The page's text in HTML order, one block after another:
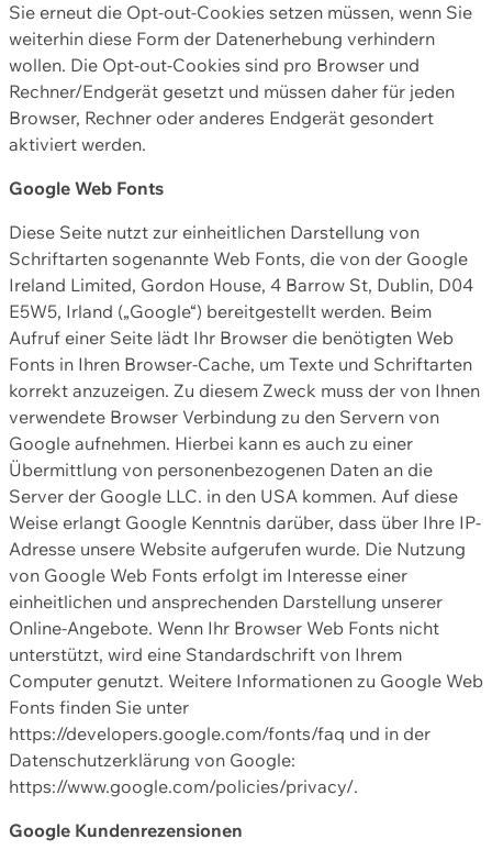
Sie erneut die Opt-out-Cookies setzen müssen, wenn Sie
weiterhin diese Form der Datenerhebung verhindern
wollen. Die Opt-out-Cookies sind pro Browser und
Rechner/Endgerät gesetzt und müssen daher für jeden
Browser, Rechner oder anderes Endgerät gesondert
aktiviert werden.
Google Web Fonts
Diese Seite nutzt zur einheitlichen Darstellung von
Schriftarten sogenannte Web Fonts, die von der Google
Ireland Limited, Gordon House, 4 Barrow St, Dublin, D04
E5W5, Irland („Google“) bereitgestellt werden. Beim
Aufruf einer Seite lädt Ihr Browser die benötigten Web
Fonts in Ihren Browser-Cache, um Texte und Schriftarten
korrekt anzuzeigen. Zu diesem Zweck muss der von Ihnen
verwendete Browser Verbindung zu den Servern von
Google aufnehmen. Hierbei kann es auch zu einer
Übermittlung von personenbezogenen Daten an die
Server der Google LLC. in den USA kommen. Auf diese
Weise erlangt Google Kenntnis darüber, dass über Ihre IP-
Adresse unsere Website aufgerufen wurde. Die Nutzung
von Google Web Fonts erfolgt im Interesse einer
einheitlichen und ansprechenden Darstellung unserer
Online-Angebote. Wenn Ihr Browser Web Fonts nicht
unterstützt, wird eine Standardschrift von Ihrem
Computer genutzt. Weitere Informationen zu Google Web
Fonts finden Sie unter
https://developers.google.com/fonts/faq und in der
Datenschutzerklärung von Google:
https://www.google.com/policies/privacy/.
Google Kundenrezensionen